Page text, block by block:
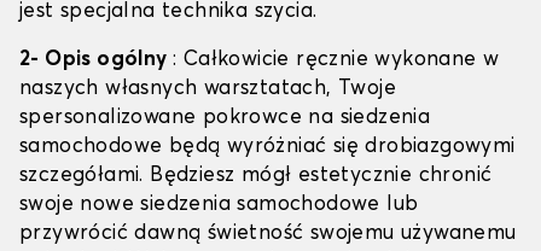
jest specjalna technika szycia.
2- Opis ogólny : Całkowicie ręcznie wykonane w
naszych własnych warsztatach, Twoje
spersonalizowane pokrowce na siedzenia
samochodowe będą wyróżniać się drobiazgowymi
szczegółami. Będziesz mógł estetycznie chronić
swoje nowe siedzenia samochodowe lub
przywrócić dawną świetność swojemu używanemu